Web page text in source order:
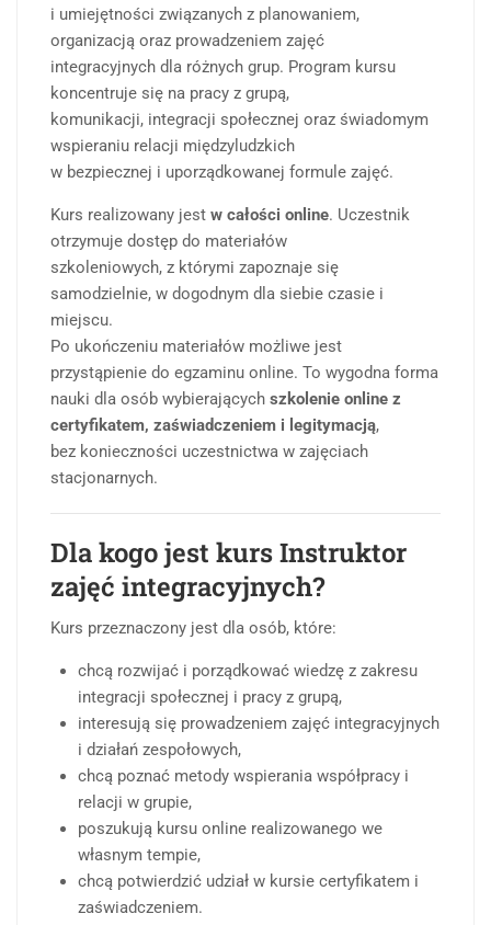
i umiejętności związanych z planowaniem,
organizacją oraz prowadzeniem zajęć
integracyjnych dla różnych grup. Program kursu
koncentruje się na pracy z grupą,
komunikacji, integracji społecznej oraz świadomym
wspieraniu relacji międzyludzkich
w bezpiecznej i uporządkowanej formule zajęć.
Kurs realizowany jest w całości online. Uczestnik
otrzymuje dostęp do materiałów
szkoleniowych, z którymi zapoznaje się
samodzielnie, w dogodnym dla siebie czasie i
miejscu.
Po ukończeniu materiałów możliwe jest
przystąpienie do egzaminu online. To wygodna forma
nauki dla osób wybierających szkolenie online z
certyfikatem, zaświadczeniem i legitymacją,
bez konieczności uczestnictwa w zajęciach
stacjonarnych.
Dla kogo jest kurs Instruktor
zajęć integracyjnych?
Kurs przeznaczony jest dla osób, które:
chcą rozwijać i porządkować wiedzę z zakresu
integracji społecznej i pracy z grupą,
interesują się prowadzeniem zajęć integracyjnych
i działań zespołowych,
chcą poznać metody wspierania współpracy i
relacji w grupie,
poszukują kursu online realizowanego we
własnym tempie,
chcą potwierdzić udział w kursie certyfikatem i
zaświadczeniem.